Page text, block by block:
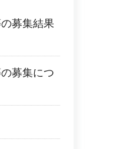
募集結果
募集につ